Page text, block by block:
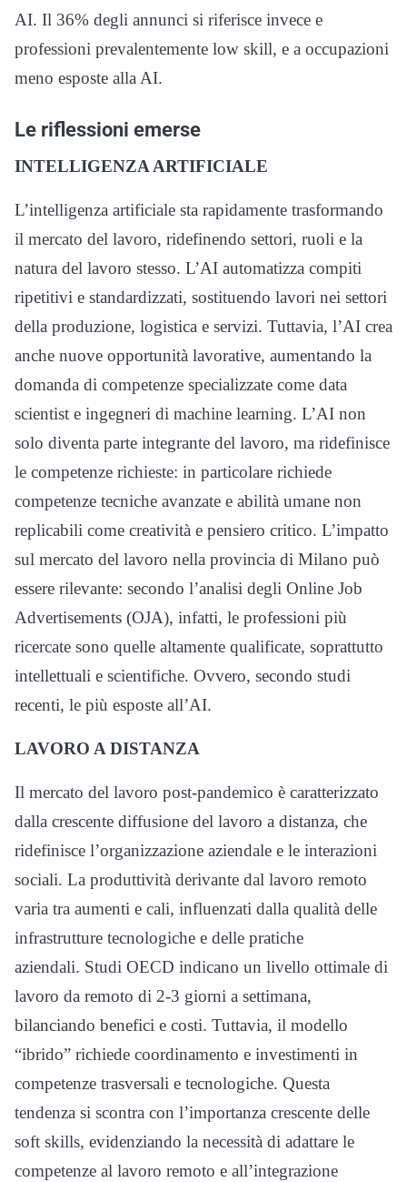
AI. Il 36% degli annunci si riferisce invece e
professioni prevalentemente low skill, e a occupazioni
meno esposte alla AI.
Le riflessioni emerse
INTELLIGENZA ARTIFICIALE
L’intelligenza artificiale sta rapidamente trasformando
il mercato del lavoro, ridefinendo settori, ruoli e la
natura del lavoro stesso. L’AI automatizza compiti
ripetitivi e standardizzati, sostituendo lavori nei settori
della produzione, logistica e servizi. Tuttavia, l’AI crea
anche nuove opportunità lavorative, aumentando la
domanda di competenze specializzate come data
scientist e ingegneri di machine learning. L’AI non
solo diventa parte integrante del lavoro, ma ridefinisce
le competenze richieste: in particolare richiede
competenze tecniche avanzate e abilità umane non
replicabili come creatività e pensiero critico. L’impatto
sul mercato del lavoro nella provincia di Milano può
essere rilevante: secondo l’analisi degli Online Job
Advertisements (OJA), infatti, le professioni più
ricercate sono quelle altamente qualificate, soprattutto
intellettuali e scientifiche. Ovvero, secondo studi
recenti, le più esposte all’AI.
LAVORO A DISTANZA
Il mercato del lavoro post-pandemico è caratterizzato
dalla crescente diffusione del lavoro a distanza, che
ridefinisce l’organizzazione aziendale e le interazioni
sociali. La produttività derivante dal lavoro remoto
varia tra aumenti e cali, influenzati dalla qualità delle
infrastrutture tecnologiche e delle pratiche
aziendali. Studi OECD indicano un livello ottimale di
lavoro da remoto di 2-3 giorni a settimana,
bilanciando benefici e costi. Tuttavia, il modello
“ibrido” richiede coordinamento e investimenti in
competenze trasversali e tecnologiche. Questa
tendenza si scontra con l’importanza crescente delle
soft skills, evidenziando la necessità di adattare le
competenze al lavoro remoto e all’integrazione